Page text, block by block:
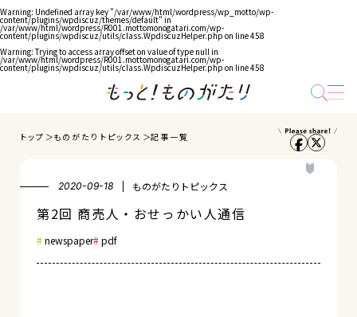
Warning: Undefined array key "/var/www/html/wordpress/wp_motto/wp-
content/plugins/wpdiscuz/themes/default" in
/var/www/html/wordpress/R001.mottomonogatari.com/wp-
content/plugins/wpdiscuz/utils/class.WpdiscuzHelper.php on line458
Warning: Trying to access array offset on value of type null in
/var/www/html/wordpress/R001.mottomonogatari.com/wp-
content/plugins/wpdiscuz/utils/class.WpdiscuzHelper.php on line458
トップ ものがたりトピックス 記事一覧
2020-09-18 ものがたりトピックス
第2回 商売人・おせっかい人通信
newspaper pdf